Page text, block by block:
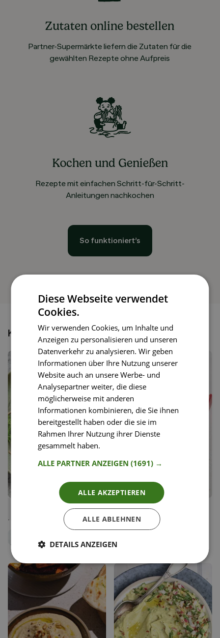
Zutaten online bestellen
Partner-Supermärkte liefern die Zutaten für die
gewählten Rezepte ohne Aufpreis
Kochen und Genießen
Rezepte mit einfachen Schritt-für-Schritt-
Anleitungen nachkochen
So funktioniert’s
Könnte dir auch gefallen
Speichern
Kürbis-Kokos-Pasta mit
Ernährungstrainerin
27
Speichern
Granatapfelsirup
Jenny Rose
Diese Webseite verwendet
Cookies.
Wir verwenden Cookies, um Inhalte und
Anzeigen zu personalisieren und unseren
Datenverkehr zu analysieren. Wir geben
Informationen über Ihre Nutzung unserer
Website auch an unsere Werbe- und
Analysepartner weiter, die diese
möglicherweise mit anderen
Informationen kombinieren, die Sie ihnen
bereitgestellt haben oder die sie im
Rahmen Ihrer Nutzung ihrer Dienste
gesammelt haben.
ALLE PARTNER ANZEIGEN(1691) →
ALLE AKZEPTIEREN
ALLE ABLEHNEN
DETAILS ANZEIGEN